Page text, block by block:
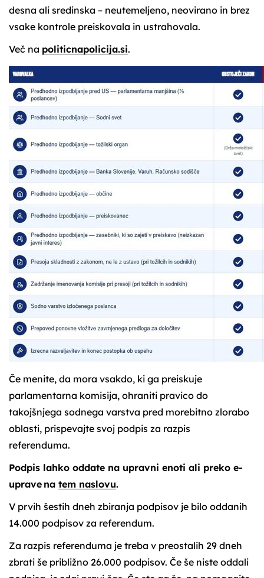
desna ali sredinska – neutemeljeno, neovirano in brez
vsake kontrole preiskovala in ustrahovala.
Več na politicnapolicija.si.
Če menite, da mora vsakdo, ki ga preiskuje
parlamentarna komisija, ohraniti pravico do
takojšnjega sodnega varstva pred morebitno zlorabo
oblasti, prispevajte svoj podpis za razpis
referenduma.
Podpis lahko oddate na upravni enoti ali preko e-
uprave na tem naslovu.
V prvih šestih dneh zbiranja podpisov je bilo oddanih
14.000 podpisov za referendum.
Za razpis referenduma je treba v preostalih 29 dneh
zbrati še približno 26.000 podpisov. Če še niste oddali